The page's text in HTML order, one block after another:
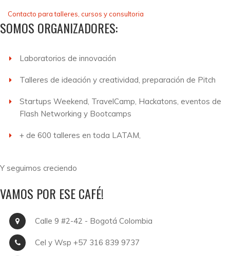
Contacto para talleres, cursos y consultoria
SOMOS ORGANIZADORES:
Laboratorios de innovación
Talleres de ideación y creatividad, preparación de Pitch
Startups Weekend, TravelCamp, Hackatons, eventos de
Flash Networking y Bootcamps
+ de 600 talleres en toda LATAM,
Y seguimos creciendo
VAMOS POR ESE CAFÉ!
Calle 9 #2-42 - Bogotá Colombia
Cel y Wsp +57 316 839 9737